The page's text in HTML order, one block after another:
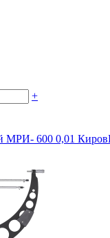
+
МРИ- 600 0,01